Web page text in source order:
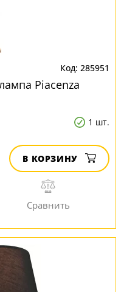
285951
Piacenza
1 шт.
В КОРЗИНУ